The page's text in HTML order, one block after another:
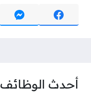
أحدث الوظائف